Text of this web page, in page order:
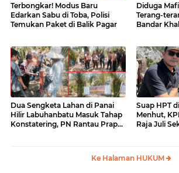
Terbongkar! Modus Baru
Edarkan Sabu di Toba, Polisi
Temukan Paket di Balik Pagar
Diduga
Terang-
Bandar
Dua Sengketa Lahan di Panai
Hilir Labuhanbatu Masuk Tahap
Konstatering, PN Rantau Prapat
Suap HPT
Menhut,
Raja Juli
Ke Halaman HUKUM